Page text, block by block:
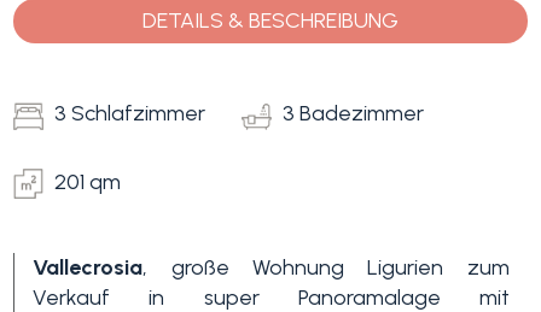
DETAILS & BESCHREIBUNG
3 Schlafzimmer 3 Badezimmer
201 qm
Vallecrosia, große Wohnung Ligurien zum
Verkauf in super Panoramalage mit
Favoriten
(0)
Wohnimmobilien
Grundstücke